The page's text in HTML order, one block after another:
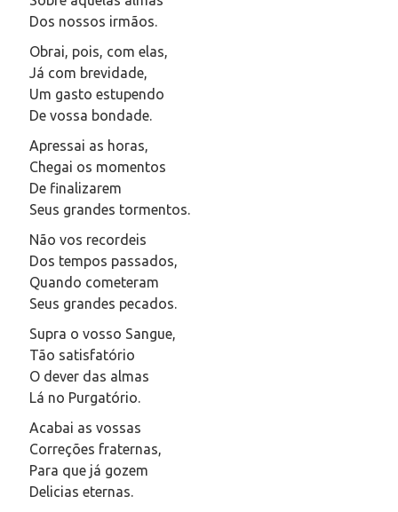
Dos nossos irmãos.
Obrai, pois, com elas,
Já com brevidade,
Um gasto estupendo
De vossa bondade.
Apressai as horas,
Chegai os momentos
De finalizarem
Seus grandes tormentos.
Não vos recordeis
Dos tempos passados,
Quando cometeram
Seus grandes pecados.
Supra o vosso Sangue,
Tão satisfatório
O dever das almas
Lá no Purgatório.
Acabai as vossas
Correções fraternas,
Para que já gozem
Delicias eternas.